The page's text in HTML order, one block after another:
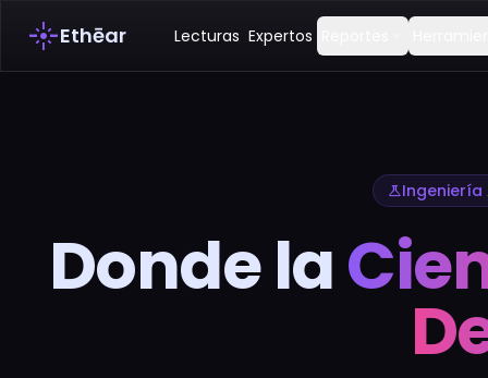
flareEthēar Lecturas Expertos
scienceIngeniería
Donde la